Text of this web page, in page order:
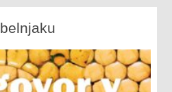
Dolgoročne vizije za podeželska
na izzive poseljenosti in
podeželja. Bil sem tudi pogajalec
pripravi poročila o Dolgoročni
EU. S svojim zelo
AGRI sem bil neomajen in